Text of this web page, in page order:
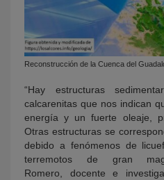
Reconstrucción de la Cuenca del
“Hay estructuras
calcarenitas que nos indican
energía y un fuerte oleaje,
Otras estructuras se
debido a fenómenos de
terremotos de gran
Romero, docente e